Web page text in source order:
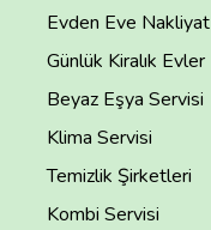
Evden Eve Nakliyat
Günlük Kiralık Evler
Beyaz Eşya Servisi
Klima Servisi
Temizlik Şirketleri
Kombi Servisi